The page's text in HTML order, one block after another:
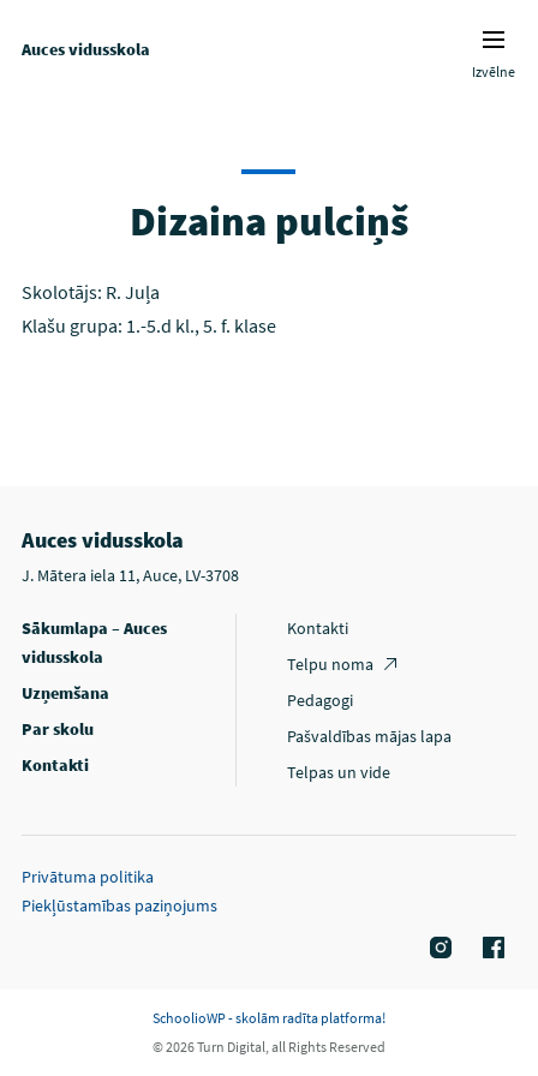
Auces vidusskola
Izvēlne
Dizaina pulciņš
Skolotājs: R. Juļa
Klašu grupa: 1.-5.d kl., 5. f. klase
Auces vidusskola
J. Mātera iela 11, Auce, LV-3708
Sākumlapa – Auces
vidusskola
Uzņemšana
Par skolu
Kontakti
Kontakti
Telpu noma
Pedagogi
Pašvaldības mājas lapa
Telpas un vide
Privātuma politika
Piekļūstamības paziņojums
SchoolioWP - skolām radīta platforma!
© 2026 Turn Digital, all Rights Reserved